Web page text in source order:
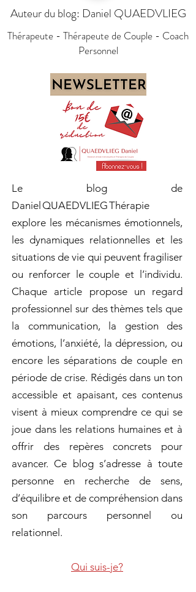
Auteur du blog: Daniel QUAEDVLIEG
Thérapeute - Thérapeute de Couple - Coach
Personnel
Le blog de
Daniel QUAEDVLIEG Thérapie
explore les mécanismes émotionnels,
les dynamiques relationnelles et les
situations de vie qui peuvent fragiliser
ou renforcer le couple et l’individu.
Chaque article propose un regard
professionnel sur des thèmes tels que
la communication, la gestion des
émotions, l’anxiété, la dépression, ou
encore les séparations de couple en
période de crise. Rédigés dans un ton
accessible et apaisant, ces contenus
visent à mieux comprendre ce qui se
joue dans les relations humaines et à
offrir des repères concrets pour
avancer. Ce blog s’adresse à toute
personne en recherche de sens,
d’équilibre et de compréhension dans
son parcours personnel ou
relationnel.
Qui suis-je?